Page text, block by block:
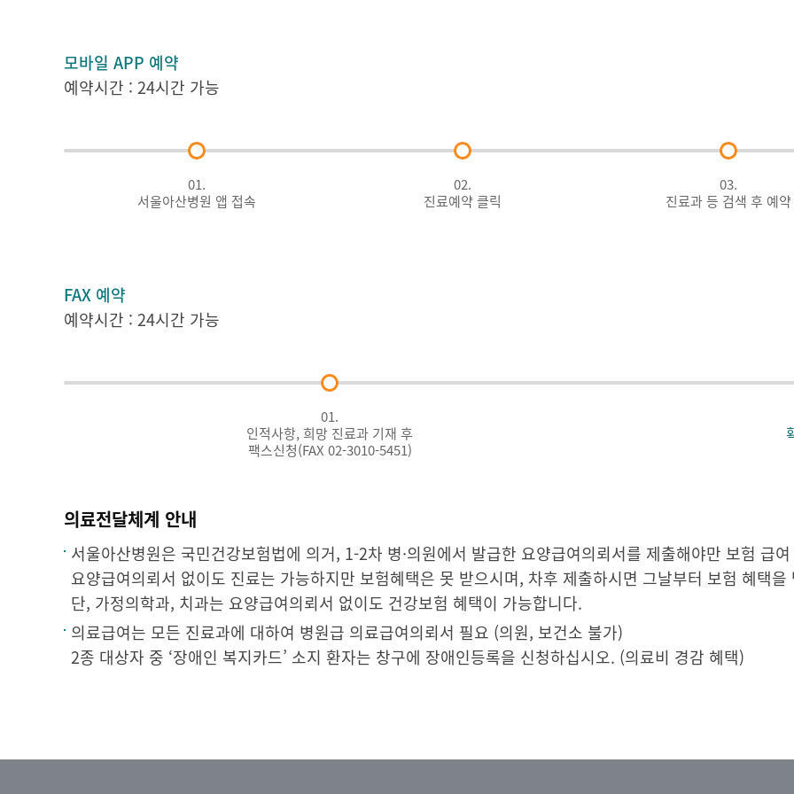
모바일 APP 예약
예약시간 : 24시간 가능
01.
서울아산병원 앱 접속
02.
진료예약 클릭
03.
진료과 등 검색 후 예약
FAX 예약
예약시간 : 24시간 가능
01.
인적사항, 희망 진료과 기재 후
팩스신청(FAX 02-3010-5451)
의료전달체계 안내
서울아산병원은 국민건강보험법에 의거, 1-2차 병·의원에서 발급한 요양급여의뢰서를 제출해야만 보험 급
요양급여의뢰서 없이도 진료는 가능하지만 보험혜택은 못 받으시며, 차후 제출하시면 그날부터 보험 혜택을
단, 가정의학과, 치과는 요양급여의뢰서 없이도 건강보험 혜택이 가능합니다.
의료급여는 모든 진료과에 대하여 병원급 의료급여의뢰서 필요 (의원, 보건소 불가)
2종 대상자 중 ‘장애인 복지카드’ 소지 환자는 창구에 장애인등록을 신청하십시오. (의료비 경감 혜택)